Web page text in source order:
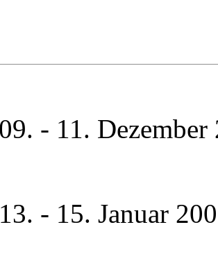
- 11. Dezember
- 15. Januar